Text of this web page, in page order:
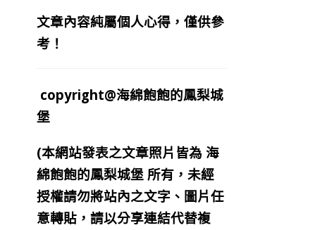
文章內容純屬個人心得，僅供參
考！
copyright@海綿飽飽的鳳梨城
堡
(本網站發表之文章照片皆為 海
綿飽飽的鳳梨城堡 所有，未經
授權請勿將站內之文字、圖片任
意轉貼，請以分享連結代替複